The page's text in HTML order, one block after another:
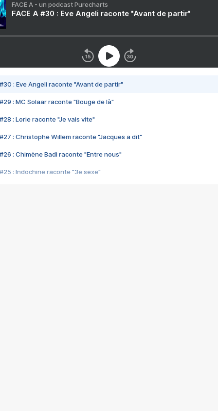
FACE A - un podcast Purecharts
FACE A #30 : Eve Angeli raconte "Avant de partir"
#30 : Eve Angeli raconte "Avant de partir"
#29 : MC Solaar raconte "Bouge de là"
#28 : Lorie raconte "Je vais vite"
#27 : Christophe Willem raconte "Jacques a dit"
#26 : Chimène Badi raconte "Entre nous"
#25 : Indochine raconte "3e sexe"